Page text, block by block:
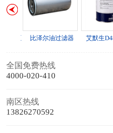
动加油泵 比泽尔油过滤器 艾默
全国免费热线
4000-020-410
南区热线
13826270592